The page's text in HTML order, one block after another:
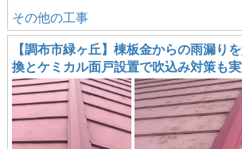
その他の工事
【調布市緑ヶ丘】棟板金からの雨漏り
換とケミカル面戸設置で吹込み対策も